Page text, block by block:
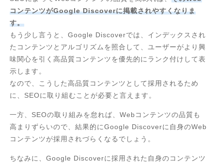
コンテンツがGoogle Discoverに掲載されやすくなりま
す。
もう少し言うと、Google Discoverでは、インデックスされ
たコンテンツとアルゴリズムを照合して、ユーザーがより興
味関心を引く高品質コンテンツを優先的にランク付けして表
示します。
なので、こうした高品質コンテンツとして採用されるため
に、SEOに取り組むことが必要と言えます。
一方、SEOの取り組みを怠れば、Webコンテンツの品質も
高まりずらいので、結果的にGoogle Discoverに自身のWeb
コンテンツが採用されづらくなるでしょう。
ちなみに、Google Discoverに採用された自身のコンテンツ